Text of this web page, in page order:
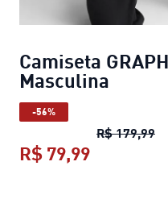
Camiseta
Masculina
-56%
R$ 179,99
R$ 79,99